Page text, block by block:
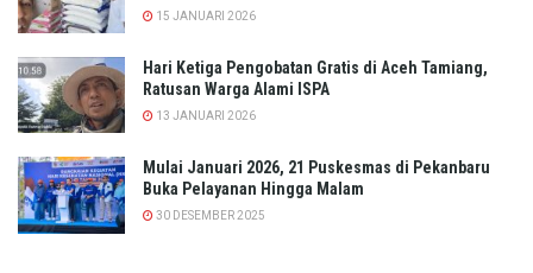
15 JANUARI 2026
Hari Ketiga Pengobatan Gratis di Aceh Tamiang,
Ratusan Warga Alami ISPA
13 JANUARI 2026
Mulai Januari 2026, 21 Puskesmas di Pekanbaru
Buka Pelayanan Hingga Malam
30 DESEMBER 2025